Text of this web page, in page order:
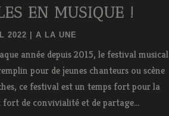
EN MUSIQUE !
2022 | A LA UNE
année depuis 2015, le festival musical
pour de jeunes chanteurs ou scène
ce festival est un temps fort pour la
de convivialité et de partage...